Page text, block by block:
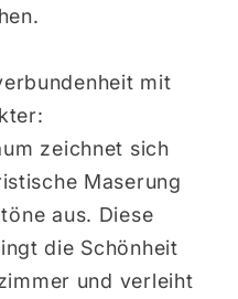
mit
zeichnet sich
Maserung
aus. Diese
die Schönheit
und verleiht